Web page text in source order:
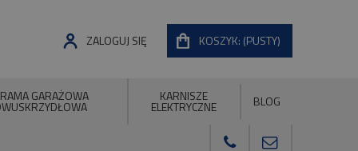
KOSZYK: (PUSTY)
ZALOGUJ SIĘ
GARAŻOWA KARNISZE
ELEKTRYCZNE BLOG